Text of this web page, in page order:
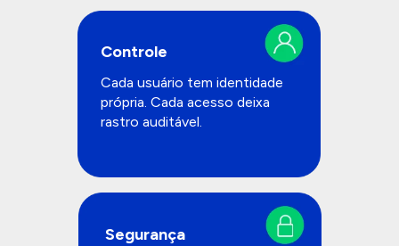
Controle
Segurança
Cada usuário tem identidade
própria. Cada acesso deixa
rastro auditável.